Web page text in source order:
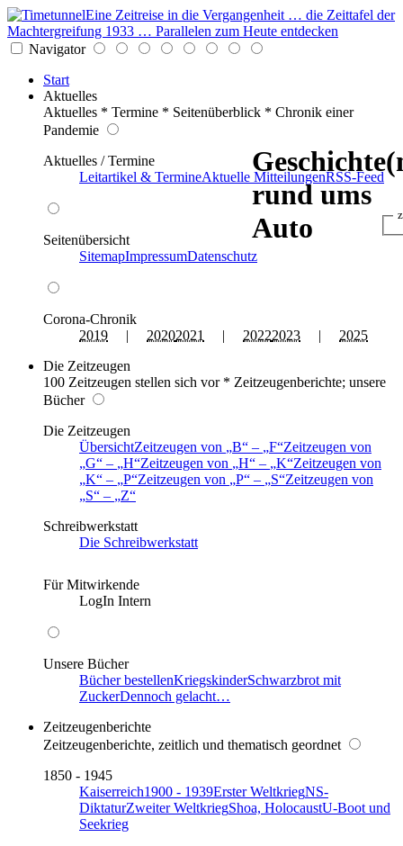
Eine Zeitreise in die Vergangenheit … die Zeittafel der
Machtergreifung 1933 … Parallelen zum Heute entdecken
Navigator
Start
Aktuelles
Aktuelles * Termine * Seitenüberblick * Chronik einer
Pandemie
Aktuelles / Termine
Leitartikel & TermineAktuelle MitteilungenRSS-Feed
Seitenübersicht
SitemapImpressumDatenschutz
Corona-Chronik
2019 | 20202021 | 20222023 | 2025
Die Zeitzeugen
100 Zeitzeugen stellen sich vor * Zeitzeugenberichte; unsere
Bücher
Die Zeitzeugen
ÜbersichtZeitzeugen von B – F Zeitzeugen von
G
– H Zeitzeugen von H – K Zeitzeugen von
K
– P Zeitzeugen von P – S Zeitzeugen von
S
–
Z
Schreibwerkstatt
Die Schreibwerkstatt
Für Mitwirkende
LogIn Intern
Unsere Bücher
Bücher bestellenKriegskinderSchwarzbrot mit
ZuckerDennoch gelacht…
Zeitzeugenberichte
Zeitzeugenberichte, zeitlich und thematisch geordnet
1850 - 1945
Kaiserreich1900 - 1939Erster WeltkriegNS-
DiktaturZweiter WeltkriegShoa, HolocaustU-Boot und
Seekrieg
rund ums
Auto